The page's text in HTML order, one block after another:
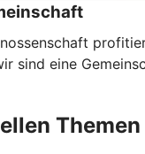
sind eine
Themen